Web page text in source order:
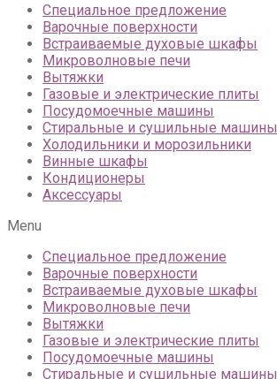
Специальное предложение
Варочные поверхности
Встраиваемые духовые шкафы
Микроволновые печи
Вытяжки
Газовые и электрические плиты
Посудомоечные машины
Стиральные и сушильные машины
Холодильники и морозильники
Винные шкафы
Кондиционеры
Аксессуары
Menu
Специальное предложение
Варочные поверхности
Встраиваемые духовые шкафы
Микроволновые печи
Вытяжки
Газовые и электрические плиты
Посудомоечные машины
Стиральные и сушильные машины